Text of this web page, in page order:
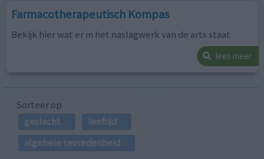
Farmacotherapeutisch Kompas
Bekijk hier wat er in het naslagwerk van de arts staat
lees meer
Sorteer op
geslacht
leeftijd
algehele tevredenheid